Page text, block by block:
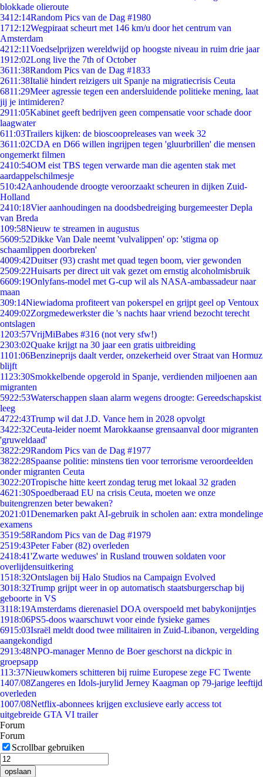
blokkade olieroute
3412:14Random Pics van de Dag #1980
1712:12Wegpiraat scheurt met 146 km/u door het centrum van
Amsterdam
4212:11Voedselprijzen wereldwijd op hoogste niveau in ruim drie jaar
1912:02Long live the 7th of October
3611:38Random Pics van de Dag #1833
2611:38Italië hindert reizigers uit Spanje na migratiecrisis Ceuta
6811:29Meer agressie tegen een andersluidende politieke mening, laat
jij je intimideren?
2911:05Kabinet geeft bedrijven geen compensatie voor schade door
laagwater
611:03Trailers kijken: de bioscoopreleases van week 32
3611:02CDA en D66 willen ingrijpen tegen 'gluurbrillen' die mensen
ongemerkt filmen
2410:54OM eist TBS tegen verwarde man die agenten stak met
aardappelschilmesje
510:42Aanhoudende droogte veroorzaakt scheuren in dijken Zuid-
Holland
2410:18Vier aanhoudingen na doodsbedreiging burgemeester Depla
van Breda
109:58Nieuw te streamen in augustus
5609:52Dikke Van Dale neemt 'vulvalippen' op: 'stigma op
schaamlippen doorbreken'
4009:42Duitser (93) crasht met quad tegen boom, vier gewonden
2509:22Huisarts per direct uit vak gezet om ernstig alcoholmisbruik
6609:19Onlyfans-model met G-cup wil als NASA-ambassadeur naar
maan
309:14Niewiadoma profiteert van pokerspel en grijpt geel op Ventoux
2409:02Zorgmedewerkster die 's nachts haar vriend bezocht terecht
ontslagen
1203:57VrijMiBabes #316 (not very sfw!)
2303:02Quake krijgt na 30 jaar een gratis uitbreiding
1101:06Benzineprijs daalt verder, onzekerheid over Straat van Hormuz
blijft
11 23:30Smokkelbende opgerold in Spanje, verdienden miljoenen aan
migranten
5922:53Waterschappen slaan alarm wegens droogte: Gereedschapskist
leeg
4722:43Trump wil dat J.D. Vance hem in 2028 opvolgt
3422:32Ceuta-leider noemt Marokkaanse grensaanval door migranten
'gruweldaad'
3822:29Random Pics van de Dag #1977
3822:28Spaanse politie: minstens tien voor terrorisme veroordeelden
onder migranten Ceuta
3022:20Tropische hitte keert zondag terug met lokaal 32 graden
4621:30Spoedberaad EU na crisis Ceuta, moeten we onze
buitengrenzen beter bewaken?
2021:01Denemarken pakt AI-gebruik in scholen aan: extra mondelinge
examens
3519:58Random Pics van de Dag #1979
2519:43Peter Faber (82) overleden
2418:41'Zwarte weduwes' in Rusland trouwen soldaten voor
overlijdensuitkering
1518:32Ontslagen bij Halo Studios na Campaign Evolved
3018:32Trump grijpt weer in op automatisch staatsburgerschap bij
geboorte in VS
3118:19Amsterdams dierenasiel DOA overspoeld met babykonijntjes
1918:06PS5-doos waarschuwt voor einde fysieke games
6915:03Israël meldt dood twee militairen in Zuid-Libanon, vergelding
aangekondigd
2913:48NPO-manager Menno de Boer geschorst na dickpic in
groepsapp
113:37Nieuwkomers schitteren bij ruime Europese zege FC Twente
1407/08Zangeres en Idols-jurylid Jerney Kaagman op 79-jarige leeftijd
overleden
1007/08Netflix-abonnees krijgen exclusieve early access tot
uitgebreide GTA VI trailer
Forum
Forum
Scrollbar gebruiken
opslaan